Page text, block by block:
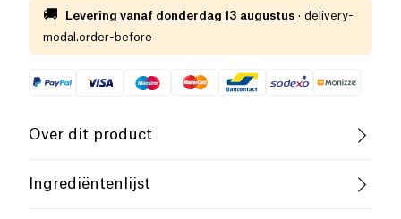
🚚 Levering vanaf donderdag 13 augustus · delivery-
modal.order-before
Over dit product
Vegan Glutenvrij (ingrediënten)
Ingrediëntenlijst